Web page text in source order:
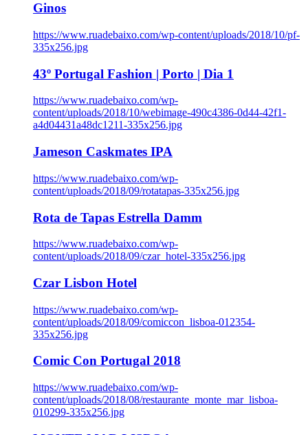
Ginos
https://www.ruadebaixo.com/wp-content/uploads/2018/10/pf-
335x256.jpg
43º Portugal Fashion | Porto | Dia 1
https://www.ruadebaixo.com/wp-
content/uploads/2018/10/webimage-490c4386-0d44-42f1-
a4d04431a48dc1211-335x256.jpg
Jameson Caskmates IPA
https://www.ruadebaixo.com/wp-
content/uploads/2018/09/rotatapas-335x256.jpg
Rota de Tapas Estrella Damm
https://www.ruadebaixo.com/wp-
content/uploads/2018/09/czar_hotel-335x256.jpg
Czar Lisbon Hotel
https://www.ruadebaixo.com/wp-
content/uploads/2018/09/comiccon_lisboa-012354-
335x256.jpg
Comic Con Portugal 2018
https://www.ruadebaixo.com/wp-
content/uploads/2018/08/restaurante_monte_mar_lisboa-
010299-335x256.jpg